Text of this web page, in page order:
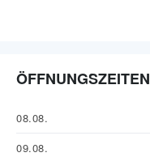
ÖFFNUNGSZEITEN
08.08.
09.08.